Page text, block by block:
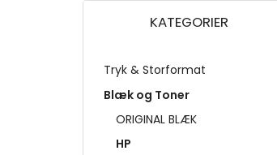
KATEGORIER
Tryk & Storformat
Blæk og Toner
ORIGINAL BLÆK
HP